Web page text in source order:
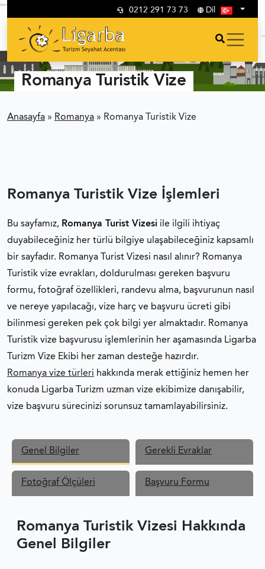
0212 291 73 73 Dil
Romanya Turistik Vize
Anasayfa » Romanya » Romanya Turistik Vize
Romanya Turistik Vize İşlemleri
Bu sayfamız, Romanya Turist Vizesi ile ilgili ihtiyaç
duyabileceğiniz her türlü bilgiye ulaşabileceğiniz kapsamlı
bir sayfadır. Romanya Turist Vizesi nasıl alınır? Romanya
Turistik vize evrakları, doldurulması gereken başvuru
formu, fotoğraf özellikleri, randevu alma, başvurunun nasıl
ve nereye yapılacağı, vize harç ve başvuru ücreti gibi
bilinmesi gereken pek çok bilgi yer almaktadır. Romanya
Turistik vize başvurusu işlemlerinin her aşamasında Ligarba
Turizm Vize Ekibi her zaman desteğe hazırdır.
Romanya vize türleri hakkında merak ettiğiniz hemen her
konuda Ligarba Turizm uzman vize ekibimize danışabilir,
vize başvuru sürecinizi sorunsuz tamamlayabilirsiniz.
Genel Bilgiler Gerekli Evraklar
Fotoğraf Ölçüleri Başvuru Formu
Romanya Turistik Vizesi Hakkında
Genel Bilgiler